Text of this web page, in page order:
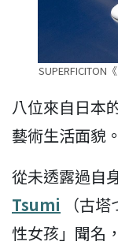
SUPERFICITON
八位來自日本
藝術生活面貌。
從未透露過自
Tsumi
（古
性女孩」聞名